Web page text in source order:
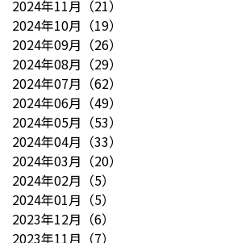
2024年11月 （21）
2024年10月 （19）
2024年09月 （26）
2024年08月 （29）
2024年07月 （62）
2024年06月 （49）
2024年05月 （53）
2024年04月 （33）
2024年03月 （20）
2024年02月 （5）
2024年01月 （5）
2023年12月 （6）
2023年11月 （7）